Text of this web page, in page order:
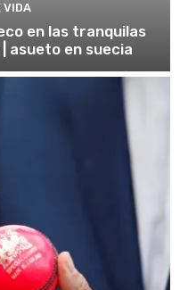
VIDA
en las tranquilas
asueto en suecia